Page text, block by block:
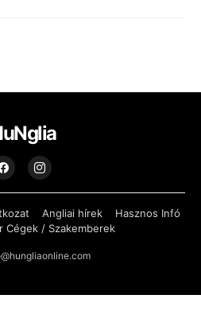
Angliai hírek
Hasznos Infó
Cégek / Szakemberek